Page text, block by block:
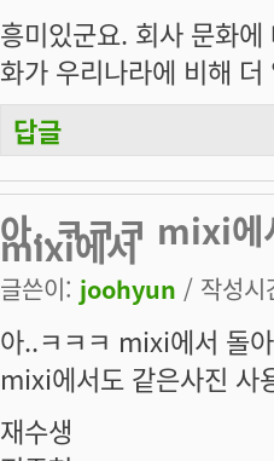
흥미있군요. 회사 문화
화가 우리나라에 비해
답글
아..ㅋㅋㅋ mixi에
mixi에서
글쓴이: joohyun / 작성
아..ㅋㅋㅋ mixi에서 돌
mixi에서도 같은사진 사
재수생